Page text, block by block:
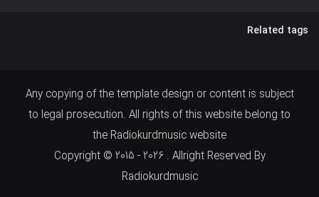
Related tags
Any copying of the template design or content is subject
to legal prosecution. All rights of this website belong to
the Radiokurdmusic website
Copyright © 2015 - 2026 . Allright Reserved By
Radiokurdmusic